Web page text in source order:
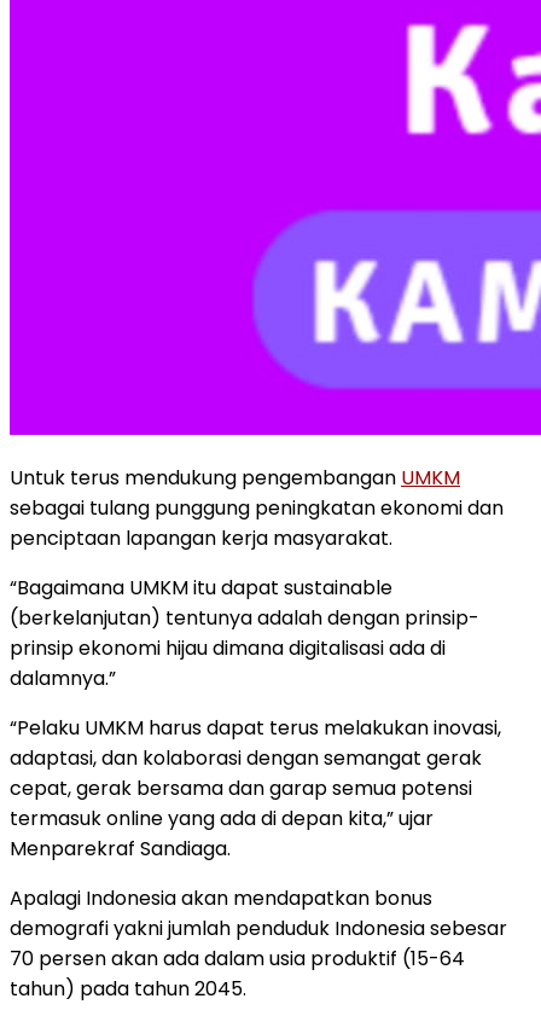
Untuk terus mendukung pengembangan UMKM
sebagai tulang punggung peningkatan ekonomi dan
penciptaan lapangan kerja masyarakat.
“Bagaimana UMKM itu dapat sustainable
(berkelanjutan) tentunya adalah dengan prinsip-
prinsip ekonomi hijau dimana digitalisasi ada di
dalamnya.”
“Pelaku UMKM harus dapat terus melakukan inovasi,
adaptasi, dan kolaborasi dengan semangat gerak
cepat, gerak bersama dan garap semua potensi
termasuk online yang ada di depan kita,” ujar
Menparekraf Sandiaga.
Apalagi Indonesia akan mendapatkan bonus
demografi yakni jumlah penduduk Indonesia sebesar
70 persen akan ada dalam usia produktif (15-64
tahun) pada tahun 2045.